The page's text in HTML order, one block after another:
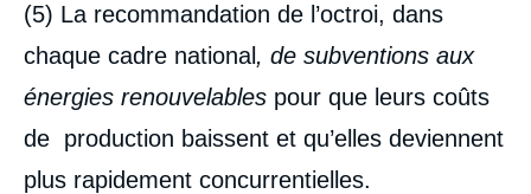
(5) La recommandation de l’octroi, dans
chaque cadre national , de subventions aux
énergies renouvelables pour que leurs coûts
de production baissent et qu’elles deviennent
plus rapidement concurrentielles.